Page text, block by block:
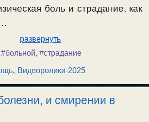
боль и страдание, как
развернуть
#больной, #страдание
, Видеоролики-2025
и смирении в